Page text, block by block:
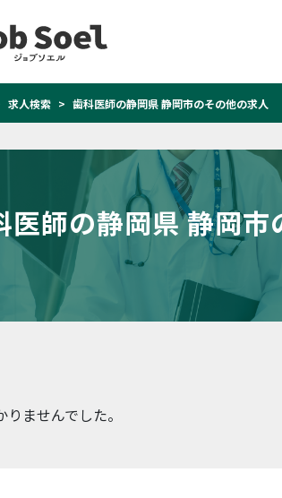
求人検索 歯科医師の静岡県 静岡市のその他の求人
医師の静岡県 静岡
ませんでした。